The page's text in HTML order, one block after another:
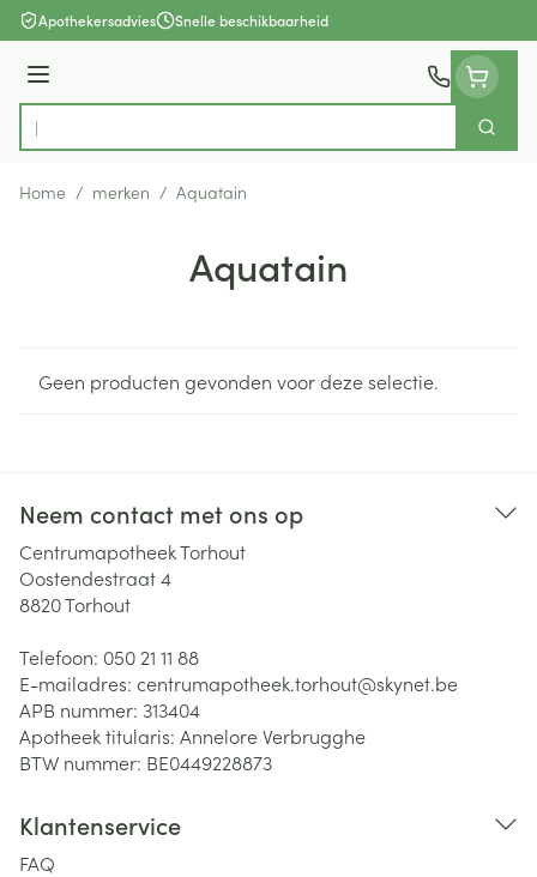
Ga naar de inhoud
Apothekersadvies Snelle beschikbaarheid
Menu
Product, merk, categorie...
Zoek
Home / merken / Aquatain
Aquatain
Geen producten gevonden voor deze selectie.
Neem contact met ons op
Centrumapotheek Torhout
Oostendestraat 4
8820Torhout
Telefoon: 050 21 11 88
E-mailadres: centrumapotheek.torhout@skynet.be
APB nummer: 313404
Apotheek titularis: Annelore Verbrugghe
BTW nummer: BE0449228873
Klantenservice
FAQ